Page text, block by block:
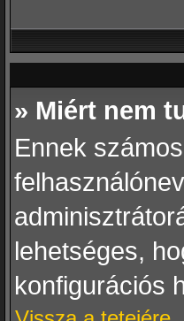
» Miért nem
Ennek
lehetséges,
konfigurációs